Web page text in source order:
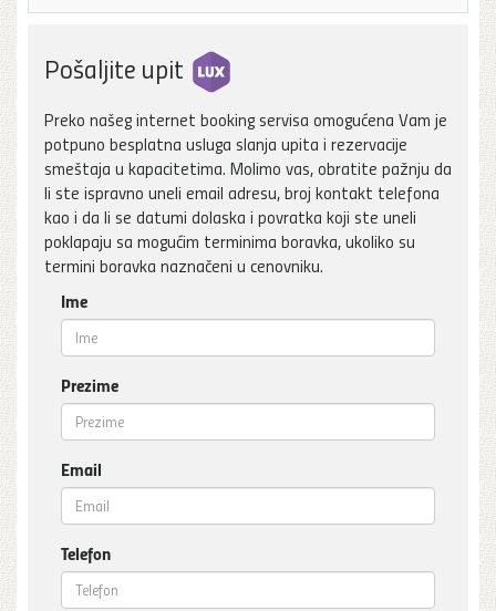
Pošaljite upit
Preko našeg internet booking servisa omogućena Vam je
potpuno besplatna usluga slanja upita i rezervacije
smeštaja u kapacitetima. Molimo vas, obratite pažnju da
li ste ispravno uneli email adresu, broj kontakt telefona
kao i da li se datumi dolaska i povratka koji ste uneli
poklapaju sa mogućim terminima boravka, ukoliko su
termini boravka naznačeni u cenovniku.
Ime
Prezime
Email
Telefon